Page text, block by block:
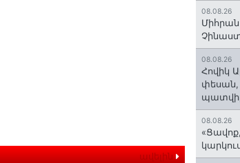
ավելին
08.08.26
Միհրան
08.08.26
Հովիկ
փեսան,
08.08.26